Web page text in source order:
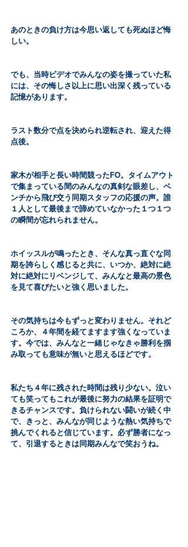
あのときの負け方は今思い返しても死ぬほど悔
しい。
でも、当時ビデオでみんなの姿を撮っていた私
には、その悔しさ以上に思い出深く残っている
記憶があります。
ラスト数分で点を決められ逆転され、迎えた得
点後。
家木が相手と長い時間競ったFO。タイムアウト
で集まっている間のみんなの真剣な眼差し、ベ
ンチから飛び交う同期スタッフの応援の声。誰
１人として最後まで諦めていなかった１つ１つ
の瞬間が忘れられません。
ホイッスルが鳴ったとき、そんな真っ直ぐな同
期を誇らしく感じると共に、いつか、絶対に絶
対に絶対にリベンジして、みんなと最高の景色
を見て喜びたいと強く思いました。
その気持ちは今もずっと変わりません。それど
ころか、４年間を経てますます強くなっていま
す。今では、みんなと一緒じゃなきゃ勝利を掴
み取っても意味が無いと思えるほどです。
私たち４年に残された時間は残り少ない。泣い
ても笑ってもこれが最後に努力の結果を証明で
きるチャンスです。負けられない闘いが続く中
で、きっと、みんなが同じような熱い気持ちで
挑んでくれると信じています。必ず勝者になっ
て、引退するときは同期みんなで笑おうね。